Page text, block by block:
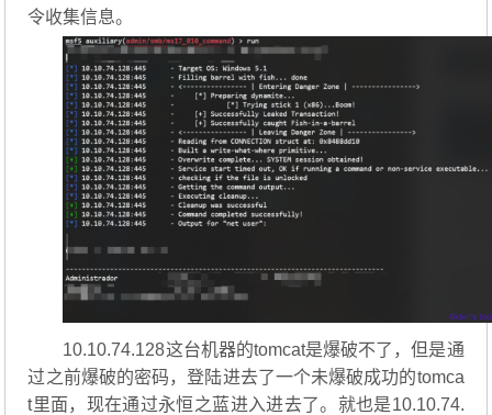
令收集信息。
10.10.74.128这台机器的tomcat是爆破不了，但是通
过之前爆破的密码，登陆进去了一个未爆破成功的tomca
t里面，现在通过永恒之蓝进入进去了。就也是10.10.74.